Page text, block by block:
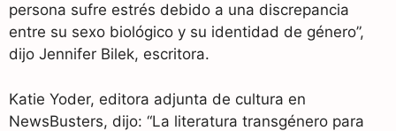
persona sufre estrés debido a una discrepancia
entre su sexo biológico y su identidad de género”,
dijo Jennifer Bilek, escritora.
Katie Yoder, editora adjunta de cultura en
NewsBusters, dijo: “La literatura transgénero para